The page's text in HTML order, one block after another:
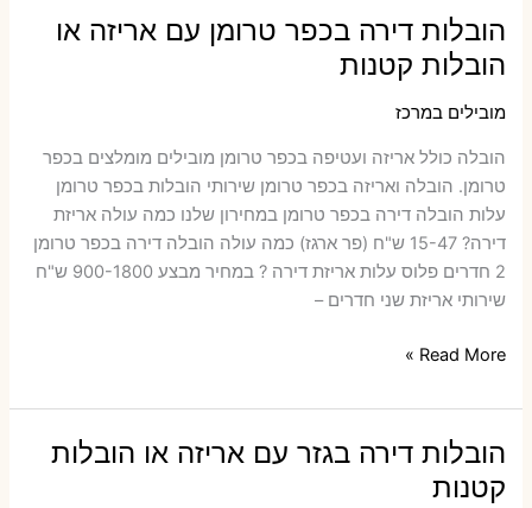
עם
אריזה
קטנות
הובלות דירה בכפר טרומן עם אריזה או
הובלות קטנות
מובילים במרכז
הובלה כולל אריזה ועטיפה בכפר טרומן ‫מובילים מומלצים בכפר
טרומן. הובלה ואריזה בכפר טרומן שירותי הובלות בכפר טרומן
עלות הובלה דירה בכפר טרומן במחירון שלנו כמה עולה אריזת
דירה​? 15-47 ש"ח (פר ארגז) כמה עולה הובלה דירה בכפר טרומן
2 חדרים פלוס עלות אריזת דירה ? במחיר מבצע 900-1800 ש"ח
שירותי אריזת שני חדרים –
הובלות
בכפר
עם
אריזה
Read More »
הובלות דירה בגזר עם אריזה או הובלות
קטנות